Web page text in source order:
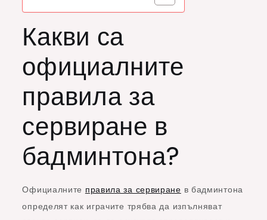
Какви са
официалните
правила за
сервиране в
бадминтона?
Официалните правила за сервиране в бадминтона
определят как играчите трябва да изпълняват